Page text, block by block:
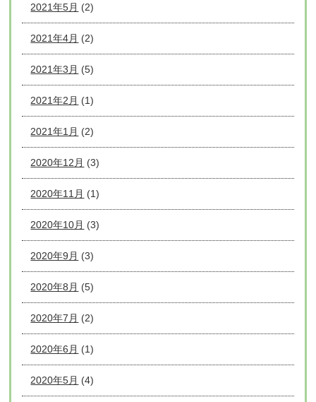
2021年5月 (2)
2021年4月 (2)
2021年3月 (5)
2021年2月 (1)
2021年1月 (2)
2020年12月 (3)
2020年11月 (1)
2020年10月 (3)
2020年9月 (3)
2020年8月 (5)
2020年7月 (2)
2020年6月 (1)
2020年5月 (4)